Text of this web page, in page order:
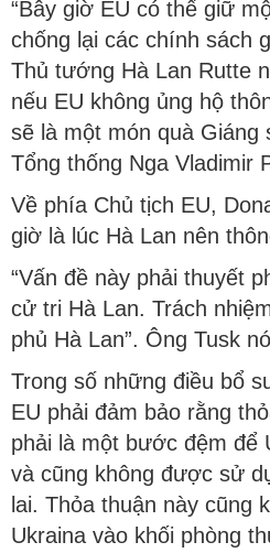
“Bây giờ EU có thể giữ
chống lại các chính sách
Thủ tướng Hà Lan Rutte
nếu EU không ủng hộ
sẽ là một món quà Giáng
Tổng thống Nga Vladimir
Về phía Chủ tịch EU,
giờ là lúc Hà Lan nên
“Vấn đề này phải thuyết
cử tri Hà Lan. Trách
phủ Hà Lan”. Ông Tusk
Trong số những điều bổ
EU phải đảm bảo rằng
phải là một bước đệm để
và cũng không được sử
lai. Thỏa thuận này cũng
Ukraina vào khối phòng